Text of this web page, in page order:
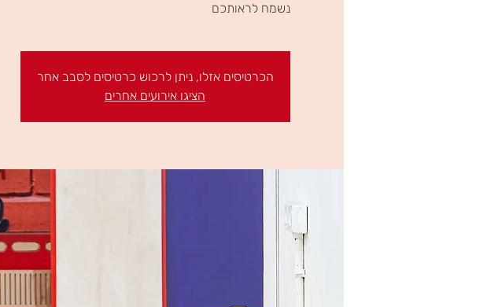
נשמח לראותכם
הכרטיסים אזלו, ניתן לרכוש כרטיסים לסבב אחר
הציגו אירועים אחרים